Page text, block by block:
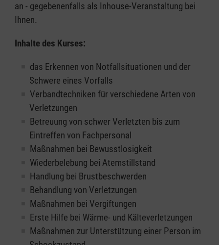
an - gegebenenfalls als Inhouse-Veranstaltung bei
Ihnen.
Inhalte des Kurses:
das Erkennen von Notfallsituationen und der
Schwere eines Vorfalls
Verbandtechniken für verschiedene Arten von
Verletzungen
Betreuung von schwer Verletzten bis zum
Eintreffen von Fachpersonal
Maßnahmen bei Bewusstlosigkeit
Wiederbelebung bei Atemstillstand
Handlung bei Brustbeschwerden
Behandlung von Verletzungen
Maßnahmen bei Vergiftungen
Erste Hilfe bei Wärme- und Kälteverletzungen
Maßnahmen zur Unterstützung einer Person im